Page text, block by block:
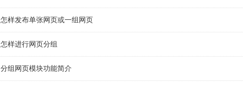
怎样发布单张网页或一组网页
怎样进行网页分组
分组网页模块功能简介